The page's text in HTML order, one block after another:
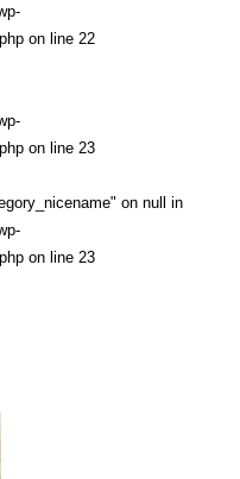
on line 22
on line 23
on null in
on line 23